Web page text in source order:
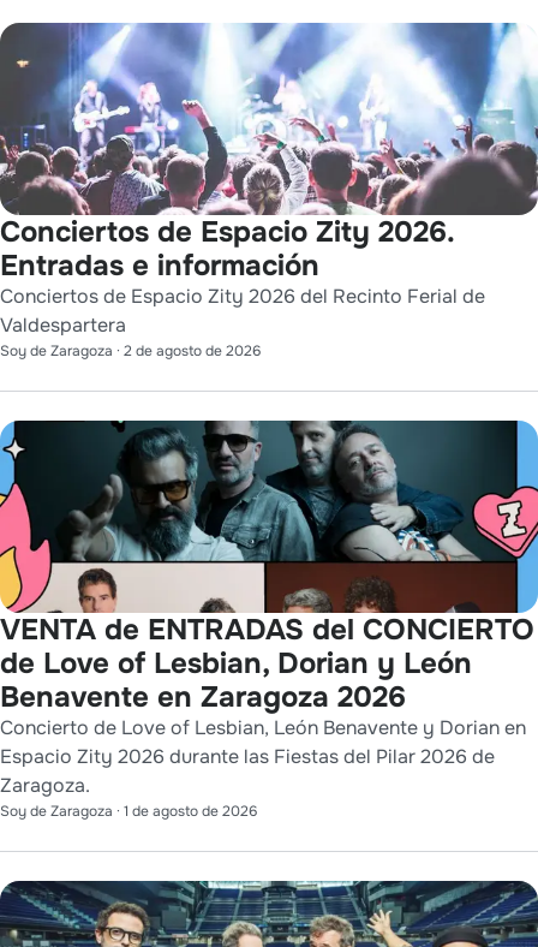
Conciertos de Espacio Zity 2026.
Entradas e información
Conciertos de Espacio Zity 2026 del Recinto Ferial de
Valdespartera
Soy de Zaragoza · 2 de agosto de 2026
VENTA de ENTRADAS del CONCIERTO
de Love of Lesbian, Dorian y León
Benavente en Zaragoza 2026
Concierto de Love of Lesbian, León Benavente y Dorian en
Espacio Zity 2026 durante las Fiestas del Pilar 2026 de
Zaragoza.
Soy de Zaragoza · 1 de agosto de 2026